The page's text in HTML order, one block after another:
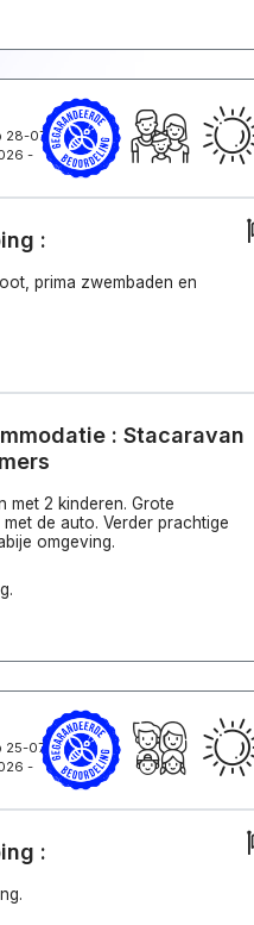
28-07-2026
-
:
prima zwembaden en
: Stacaravan
met 2 kinderen. Grote
de auto. Verder prachtige
omgeving.
25-07-2026
-
: